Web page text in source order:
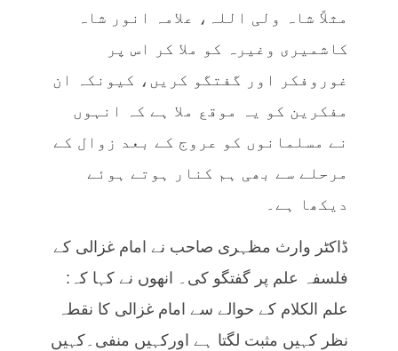
مثلاً شاہ ولی اللہ، علامہ انور شاہ
کاشمیری وغیرہ کو ملا کر اس پر
غوروفکر اور گفتگو کریں، کیونکہ ان
مفکرین کو یہ موقع ملا ہے کہ انہوں
نے مسلمانوں کو عروج کے بعد زوال کے
مرحلے سے بھی ہم کنار ہوتے ہوئے
دیکھا ہے۔
ڈاکٹر وارث مظہری صاحب نے امام غزالی کے
فلسفہ علم پر گفتگو کی۔ انھوں نے کہا کہ:
علم الکلام کے حوالے سے امام غزالی کا نقطہ
نظر کہیں مثبت لگتا ہے اورکہیں منفی۔کہیں